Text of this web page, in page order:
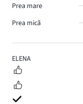
5
ELENA
Prea mare
Prea mică